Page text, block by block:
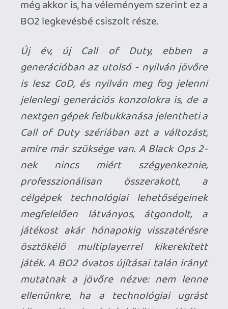
tudod miket beszélsz. Akikkel együtt
szoktam játszani (és nem csak 1-2
emberről beszélünk), mind 25 év felett van,
saját, az csak ront a helyzeteden. Már ha
még lehet fokozni.
kompedli 2012.11.29 07:31:21
vortel 2012.11.29 14:42:16
na miért nem válaszolsz?
2012.11.29 07:31:21
kompedli 2012.11.29 07:31:21 #011bp
Ha azt hiszed hogy betanult szöveget
nyomok elég ostoba vagy.. De mit is várjak
egy 35 éves veterán gamer COD-ostól?
Persze hogy ott van a X-box top 10-ben,
ezt magamtól is kitaláltam volna kösz. De
nem a te korosztályod miatt van ott
renz 2012.11.28 19:18:59
renz 2012.11.28 19:18:59 #011bo
Mert a warez verzióval nem lehet játszani.